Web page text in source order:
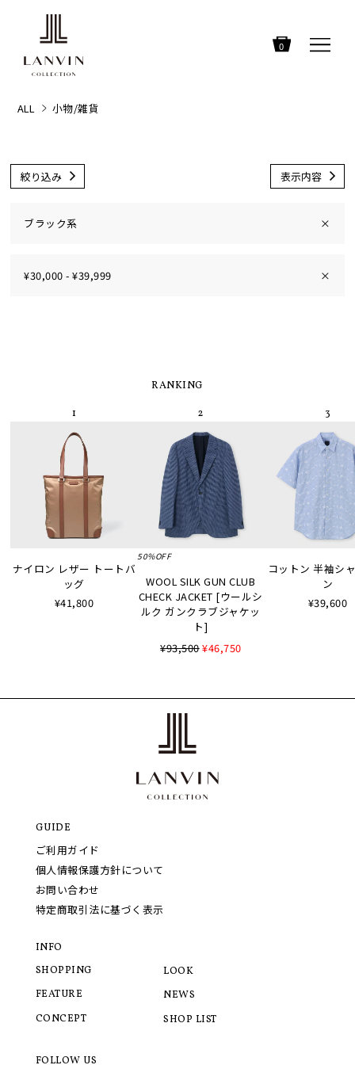
0
ALL 小物/雑貨
絞り込み 表示内容
ブラック系 ×
¥30,000 - ¥39,999 ×
RANKING
ナイロン レザー トートバ
ッグ
¥41,800
50%OFF
WOOL SILK GUN CLUB
CHECK JACKET [ウールシ
ルク ガンクラブジャケッ
ト]
¥93,500¥46,750
コットン 半袖シ
ン
¥39,600
GUIDE
ご利用ガイド
個人情報保護方針について
お問い合わせ
特定商取引法に基づく表示
INFO
SHOPPING
FEATURE
CONCEPT
LOOK
NEWS
SHOP LIST
FOLLOW US